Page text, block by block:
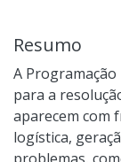
Resumo
A
para a
aparecem com
logística,